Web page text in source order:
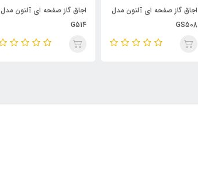
اجاق گاز صفحه ای آلتون مدل
G514
اجاق گاز صفحه ای آلتون مدل
GS510